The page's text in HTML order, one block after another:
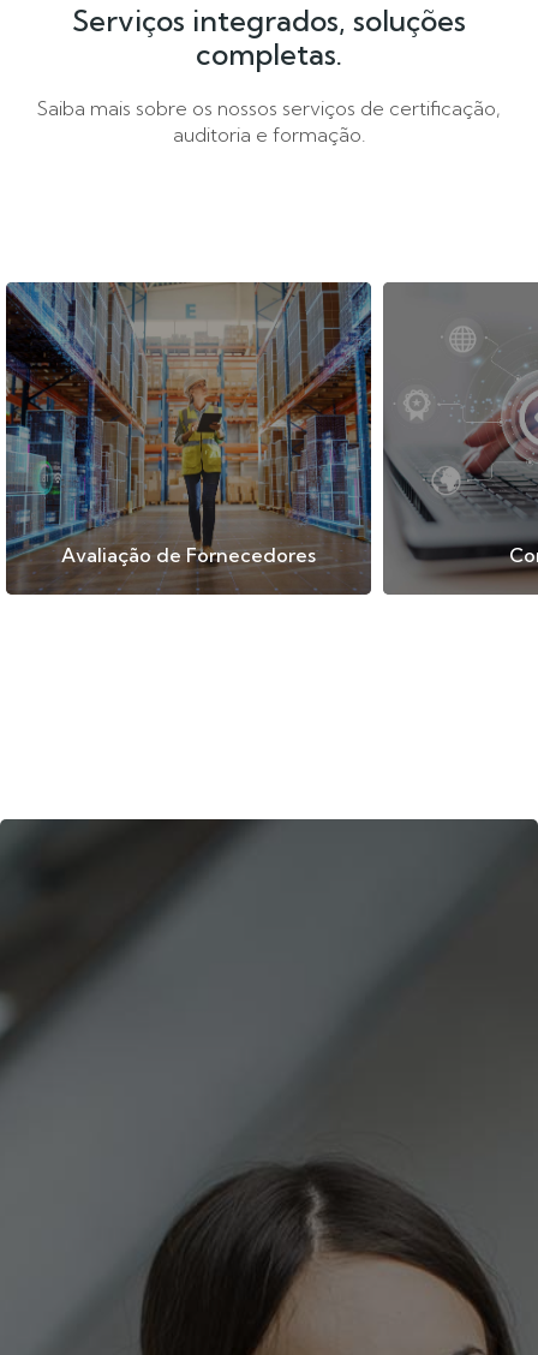
Serviços integrados, soluções
completas.
Saiba mais sobre os nossos serviços de certificação,
auditoria e formação.
Avaliação de Fornecedores